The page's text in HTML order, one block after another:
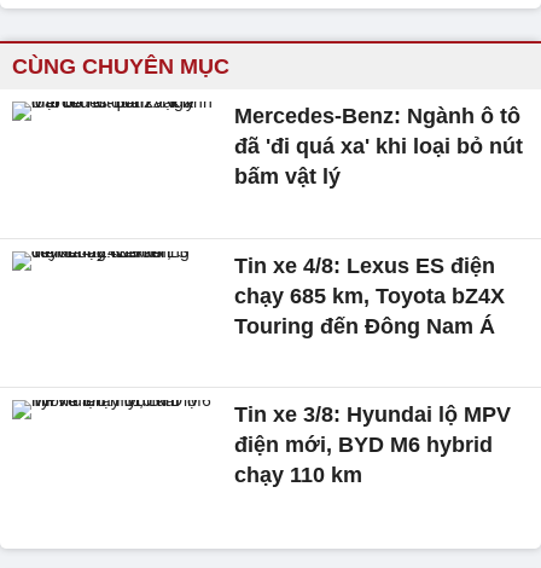
CÙNG CHUYÊN MỤC
Mercedes-Benz: Ngành ô tô
đã 'đi quá xa' khi loại bỏ nút
bấm vật lý
Tin xe 4/8: Lexus ES điện
chạy 685 km, Toyota bZ4X
Touring đến Đông Nam Á
Tin xe 3/8: Hyundai lộ MPV
điện mới, BYD M6 hybrid
chạy 110 km